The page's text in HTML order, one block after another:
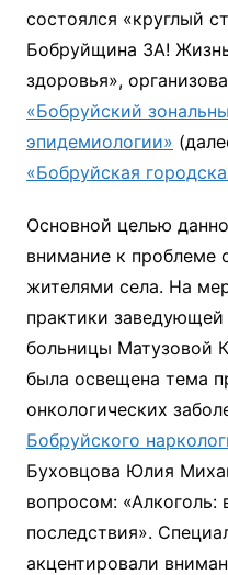
состоялся «круглый
Бобруйщина ЗА!
здоровья»,
«Бобруйский
эпидемиологии»
«Бобруйская
Основной целью
внимание к проблеме
жителями села. На
практики
больницы Матузовой
была освещена тема
онкологических
Бобруйского
Буховцова Юлия
вопросом: «Алкоголь:
последствия».
акцентировали